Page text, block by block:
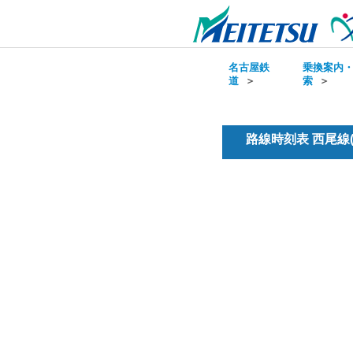
名古屋鉄
道 ＞
乗換案内
索＞
路線時刻表 西尾